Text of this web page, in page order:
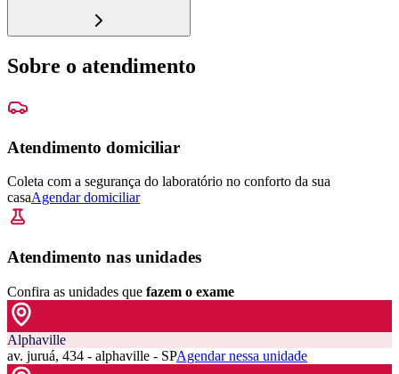
Sobre o atendimento
Atendimento domiciliar
Coleta com a segurança do laboratório no conforto da sua
casaAgendar domiciliar
Atendimento nas unidades
Confira as unidades que fazem o exame
Alphaville
av. juruá, 434 - alphaville - SPAgendar nessa unidade